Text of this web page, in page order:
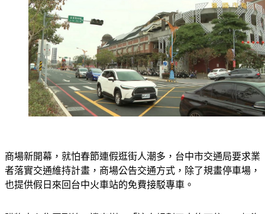
商場新開幕，就怕春節連假逛街人潮多，台中市交通局要求業
者落實交通維持計畫，商場公告交通方式，除了規畫停車場，
也提供假日來回台中火車站的免費接駁專車。